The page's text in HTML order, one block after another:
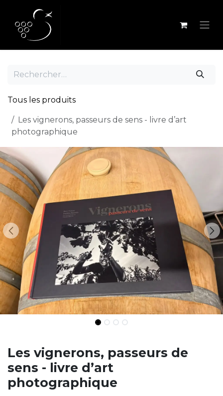
Tous les produits
Les vignerons, passeurs de sens - livre d’art
photographique
Les vignerons, passeurs de
sens - livre d’art
photographique